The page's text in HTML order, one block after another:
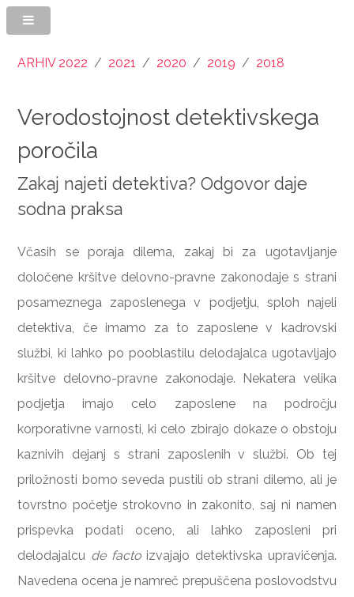
ARHIV 2022 / 2021 / 2020 / 2019 / 2018
Verodostojnost detektivskega
poročila
Zakaj najeti detektiva? Odgovor daje
sodna praksa
Včasih se poraja dilema, zakaj bi za ugotavljanje
določene kršitve delovno-pravne zakonodaje s strani
posameznega zaposlenega v podjetju, sploh najeli
detektiva, če imamo za to zaposlene v kadrovski
službi, ki lahko po pooblastilu delodajalca ugotavljajo
kršitve delovno-pravne zakonodaje. Nekatera velika
podjetja imajo celo zaposlene na področju
korporativne varnosti, ki celo zbirajo dokaze o obstoju
kaznivih dejanj s strani zaposlenih v službi. Ob tej
priložnosti bomo seveda pustili ob strani dilemo, ali je
tovrstno početje strokovno in zakonito, saj ni namen
prispevka podati oceno, ali lahko zaposleni pri
delodajalcu de facto izvajajo detektivska upravičenja.
Navedena ocena je namreč prepuščena poslovodstvu